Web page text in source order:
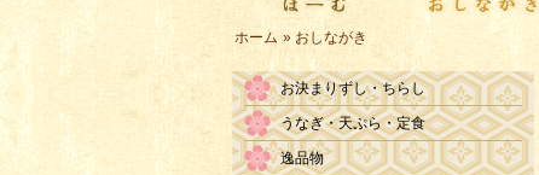
index menu
ホーム » おしながき
お決まりずし・ちらし
うなぎ・天ぷら・定食
逸品物